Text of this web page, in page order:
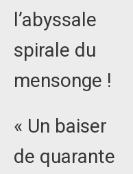
l’abyssale
spirale du
mensonge !
« Un baiser
de quarante